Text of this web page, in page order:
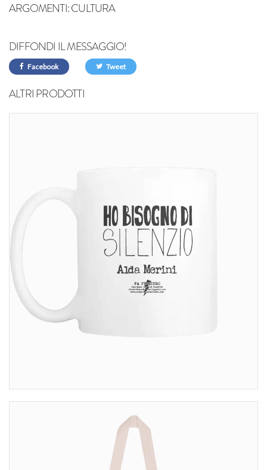
ARGOMENTI:CULTURA
DIFFONDI IL MESSAGGIO!
Facebook Tweet
ALTRI PRODOTTI